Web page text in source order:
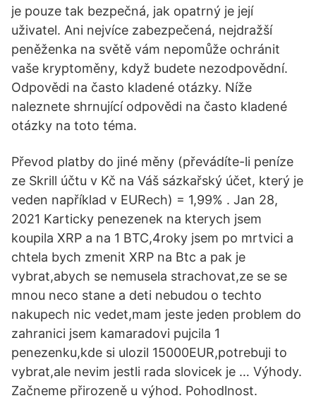
je pouze tak bezpečná, jak opatrný je její
uživatel. Ani nejvíce zabezpečená, nejdražší
peněženka na světě vám nepomůže ochránit
vaše kryptoměny, když budete nezodpovědní.
Odpovědi na často kladené otázky. Níže
naleznete shrnující odpovědi na často kladené
otázky na toto téma.
Převod platby do jiné měny (převádíte-li peníze
ze Skrill účtu v Kč na Váš sázkařský účet, který je
veden například v EURech) = 1,99% . Jan 28,
2021 Karticky penezenek na kterych jsem
koupila XRP a na 1 BTC,4roky jsem po mrtvici a
chtela bych zmenit XRP na Btc a pak je
vybrat,abych se nemusela strachovat,ze se se
mnou neco stane a deti nebudou o techto
nakupech nic vedet,mam jeste jeden problem do
zahranici jsem kamaradovi pujcila 1
penezenku,kde si ulozil 15000EUR,potrebuji to
vybrat,ale nevim jestli rada slovicek je … Výhody.
Začneme přirozeně u výhod. Pohodlnost.